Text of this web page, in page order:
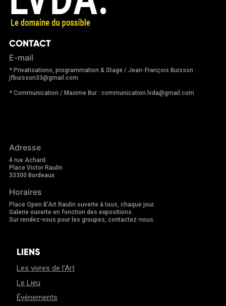
CONTACT
E-mail
* Privatisations, programmation & Stage / Jean-François Buisson :
jfbuisson33@gmail.com
* Communication / Maxime Bur : communication.lvda@gmail.com
Adresse
4 rue Achard
Place Victor Raulin
33300 Bordeaux
Horaires
Place Open B'Art Raulin ouverte à tous, chaque jour.
Galerie ouverte en fonction des expositions.
Sur rendez-vous pour les groupes, contactez-nous.
LIENS
Les vivres de l’Art
Le Lieu
Événements